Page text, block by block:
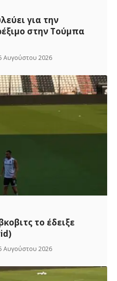
για την
στην Τούμπα
Αυγούστου 2026
το έδειξε
Αυγούστου 2026